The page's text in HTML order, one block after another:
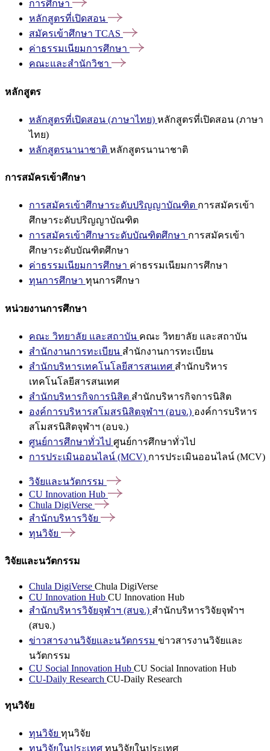
การศึกษา
หลักสูตรที่เปิดสอน
สมัครเข้าศึกษา TCAS
ค่าธรรมเนียมการศึกษา
คณะและสำนักวิชา
หลักสูตร
หลักสูตรที่เปิดสอน (ภาษาไทย) หลักสูตรที่เปิดสอน (ภาษา
ไทย)
หลักสูตรนานาชาติ หลักสูตรนานาชาติ
การสมัครเข้าศึกษา
การสมัครเข้าศึกษาระดับปริญญาบัณฑิต การสมัครเข้า
ศึกษาระดับปริญญาบัณฑิต
การสมัครเข้าศึกษาระดับบัณฑิตศึกษา การสมัครเข้า
ศึกษาระดับบัณฑิตศึกษา
ค่าธรรมเนียมการศึกษา ค่าธรรมเนียมการศึกษา
ทุนการศึกษา ทุนการศึกษา
หน่วยงานการศึกษา
คณะ วิทยาลัย และสถาบัน คณะ วิทยาลัย และสถาบัน
สำนักงานการทะเบียน สำนักงานการทะเบียน
สำนักบริหารเทคโนโลยีสารสนเทศ สำนักบริหาร
เทคโนโลยีสารสนเทศ
สำนักบริหารกิจการนิสิต สำนักบริหารกิจการนิสิต
องค์การบริหารสโมสรนิสิตจุฬาฯ (อบจ.) องค์การบริหาร
สโมสรนิสิตจุฬาฯ (อบจ.)
ศูนย์การศึกษาทั่วไป ศูนย์การศึกษาทั่วไป
การประเมินออนไลน์ (MCV) การประเมินออนไลน์ (MCV)
วิจัยและนวัตกรรม
CU Innovation Hub
Chula DigiVerse
สำนักบริหารวิจัย
ทุนวิจัย
วิจัยและนวัตกรรม
Chula DigiVerse Chula DigiVerse
CU Innovation Hub CU Innovation Hub
สำนักบริหารวิจัยจุฬาฯ (สบจ.) สำนักบริหารวิจัยจุฬาฯ
(สบจ.)
ข่าวสารงานวิจัยและนวัตกรรม ข่าวสารงานวิจัยและ
นวัตกรรม
CU Social Innovation Hub CU Social Innovation Hub
CU-Daily Research CU-Daily Research
ทุนวิจัย
ทุนวิจัย ทุนวิจัย
ทุนวิจัยในประเทศ ทุนวิจัยในประเทศ